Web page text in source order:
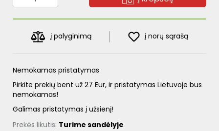
į palyginimą į norų sąrašą
Nemokamas pristatymas
Pirkite prekių bent už 27 Eur, ir pristatymas Lietuvoje bus
nemokamas!
Galimas pristatymas į užsienį!
Prekės likutis: Turime sandėlyje